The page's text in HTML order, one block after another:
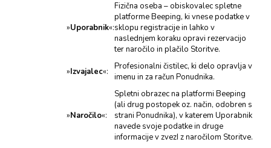
»Uporabnik«:
Fizična oseba – obiskovalec spletne
platforme Beeping, ki vnese podatke v
sklopu registracije in lahko v
naslednjem koraku opravi rezervacijo
ter naročilo in plačilo Storitve.
»Izvajalec«:
Profesionalni čistilec, ki delo opravlja v
imenu in za račun Ponudnika.
»Naročilo«:
Spletni obrazec na platformi Beeping
(ali drug postopek oz. način, odobren s
strani Ponudnika), v katerem Uporabnik
navede svoje podatke in druge
informacije v zvezI z naročilom Storitve.